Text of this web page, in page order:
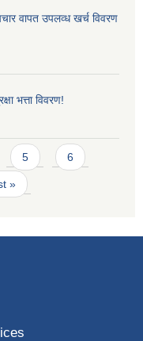
वापत उपलव्ध खर्च विवरण
भत्ता विवरण!
5 6
»